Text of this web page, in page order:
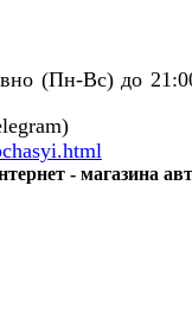
(Пн-Вс) до
- магазина